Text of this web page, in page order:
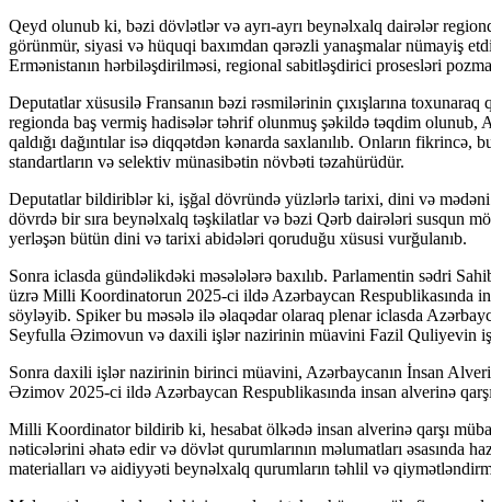
Qeyd olunub ki, bəzi dövlətlər və ayrı-ayrı beynəlxalq dairələr
görünmür, siyasi və hüquqi baxımdan qərəzli yanaşmalar nümayiş
Ermənistanın hərbiləşdirilməsi, regional sabitləşdirici prosesləri
Deputatlar xüsusilə Fransanın bəzi rəsmilərinin çıxışlarına
regionda baş vermiş hadisələr təhrif olunmuş şəkildə təqdim olunub,
qaldığı dağıntılar isə diqqətdən kənarda saxlanılıb. Onların
standartların və selektiv münasibətin növbəti təzahürüdür.
Deputatlar bildiriblər ki, işğal dövründə yüzlərlə tarixi, dini və
dövrdə bir sıra beynəlxalq təşkilatlar və bəzi Qərb dairələri susqun
yerləşən bütün dini və tarixi abidələri qoruduğu xüsusi vurğulanıb.
Sonra iclasda gündəlikdəki məsələlərə baxılıb. Parlamentin sədri
üzrə Milli Koordinatorun 2025-ci ildə Azərbaycan Respublikasında
söyləyib. Spiker bu məsələ ilə əlaqədar olaraq plenar iclasda
Seyfulla Əzimovun və daxili işlər nazirinin müavini Fazil Quliyevin
Sonra daxili işlər nazirinin birinci müavini, Azərbaycanın İnsan
Əzimov 2025-ci ildə Azərbaycan Respublikasında insan alverinə
Milli Koordinator bildirib ki, hesabat ölkədə insan alverinə qarşı
nəticələrini əhatə edir və dövlət qurumlarının məlumatları əsasında
materialları və aidiyyəti beynəlxalq qurumların təhlil və